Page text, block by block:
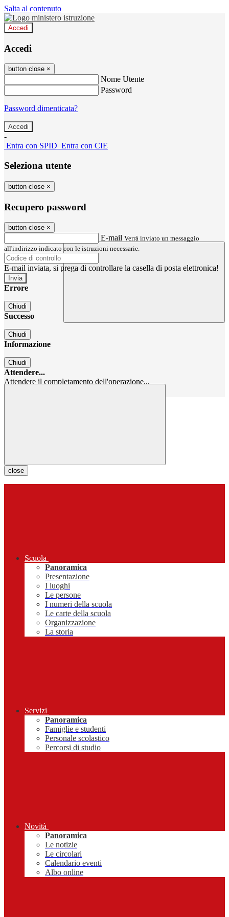
Salta al contenuto
Accedi
Accedi
button close ×
Nome Utente
Password
Password dimenticata?
-
Entra con SPID Entra con CIE
Seleziona utente
button close ×
Recupero password
button close ×
E-mail Verrà inviato un messaggio
all'indirizzo indicato con le istruzioni necessarie.
E-mail inviata, si prega di controllare la casella di posta elettronica!
Errore
Chiudi
Successo
Chiudi
Informazione
Chiudi
Attendere...
Attendere il completamento dell'operazione...
close
Scuola
Panoramica
Presentazione
I luoghi
Le persone
I numeri della scuola
Le carte della scuola
Organizzazione
La storia
Servizi
Panoramica
Famiglie e studenti
Personale scolastico
Percorsi di studio
Novità
Panoramica
Le notizie
Le circolari
Calendario eventi
Albo online